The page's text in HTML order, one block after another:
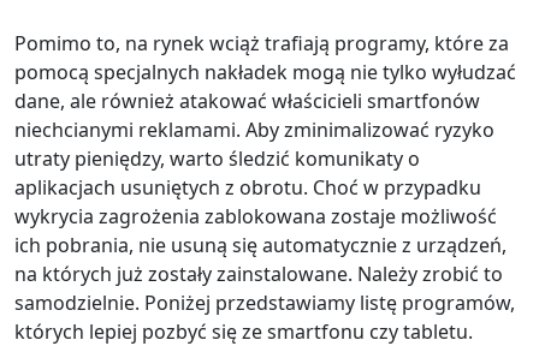
Pomimo to, na rynek wciąż trafiają programy, które za
pomocą specjalnych nakładek mogą nie tylko wyłudzać
dane, ale również atakować właścicieli smartfonów
niechcianymi reklamami. Aby zminimalizować ryzyko
utraty pieniędzy, warto śledzić komunikaty o
aplikacjach usuniętych z obrotu. Choć w przypadku
wykrycia zagrożenia zablokowana zostaje możliwość
ich pobrania, nie usuną się automatycznie z urządzeń,
na których już zostały zainstalowane. Należy zrobić to
samodzielnie. Poniżej przedstawiamy listę programów,
których lepiej pozbyć się ze smartfonu czy tabletu.